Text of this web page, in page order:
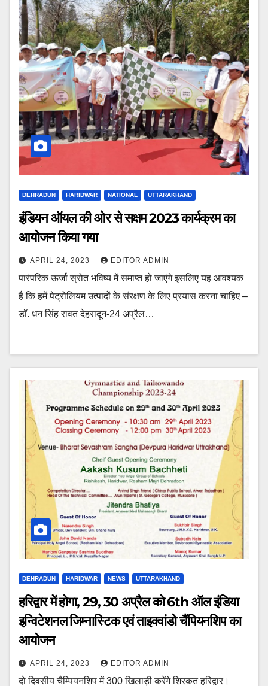
DEHRADUN HARIDWAR NATIONAL UTTARAKHAND
इंडियन ऑयल की ओर से सक्षम 2023 कार्यक्रम का
आयोजन किया गया
APRIL 24, 2023 EDITOR ADMIN
पारंपरिक ऊर्जा स्रोत भविष्य में समाप्त हो जाएंगे इसलिए यह आवश्यक
है कि हमें पेट्रोलियम उत्पादों के संरक्षण के लिए प्रयास करना चाहिए –
डॉ. धन सिंह रावत देहरादून-24 अप्रैल…
DEHRADUN HARIDWAR NEWS UTTARAKHAND
हरिद्वार में होगा, 29, 30 अप्रैल को 6th ऑल इंडिया
इन्विटेशनल जिम्नास्टिक एवं ताइक्वांडो चैंपियनशिप का
आयोजन
APRIL 24, 2023 EDITOR ADMIN
दो दिवसीय चैम्पियनशिप में 300 खिलाड़ी करेंगे शिरकत हरिद्वार।